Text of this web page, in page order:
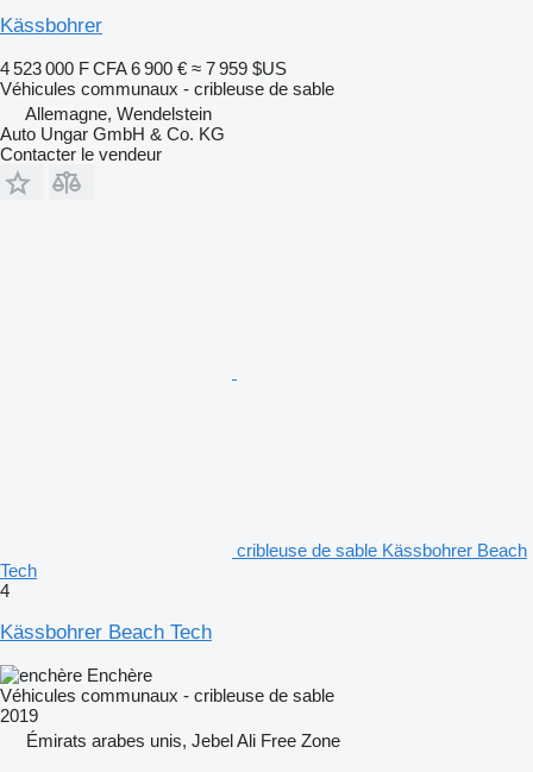
Kässbohrer
4 523 000 F CFA 6 900 € ≈ 7 959 $US
Véhicules communaux - cribleuse de sable
Allemagne, Wendelstein
Auto Ungar GmbH & Co. KG
Contacter le vendeur
cribleuse de sable Kässbohrer Beach
Tech
4
Kässbohrer Beach Tech
Enchère
Véhicules communaux - cribleuse de sable
2019
Émirats arabes unis, Jebel Ali Free Zone